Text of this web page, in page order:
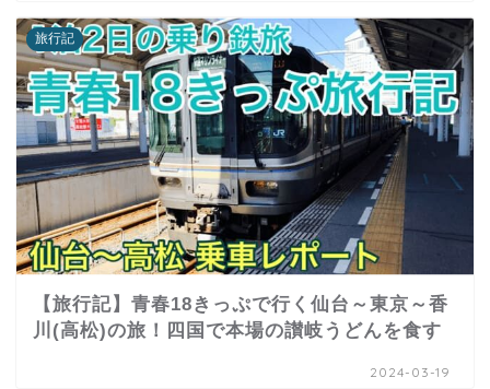
旅行記
【旅行記】青春18きっぷで行く仙台～東京～香
川(高松)の旅！四国で本場の讃岐うどんを食す
2024-03-19